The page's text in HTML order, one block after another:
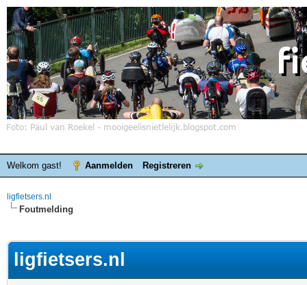
Welkom gast! Aanmelden Registreren
ligfietsers.nl
Foutmelding
ligfietsers.nl